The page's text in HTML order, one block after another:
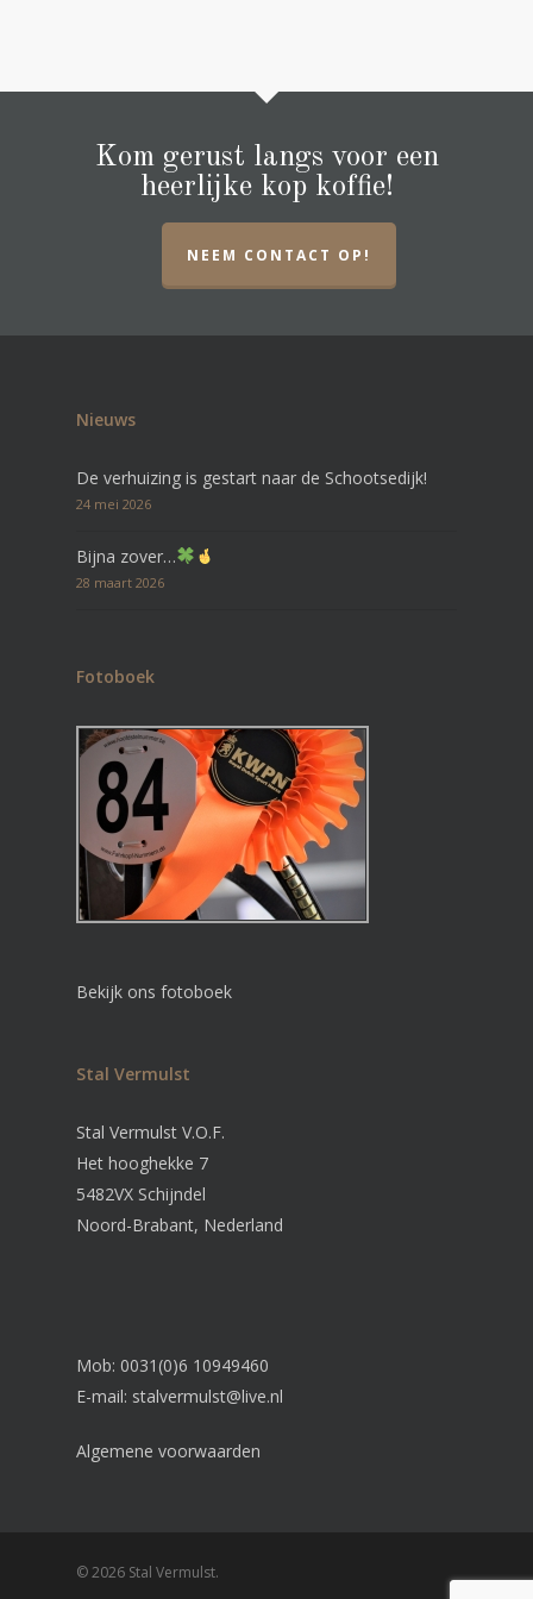
Kom gerust langs voor een
heerlijke kop koffie!
NEEM CONTACT OP!
Nieuws
De verhuizing is gestart naar de Schootsedijk!
24 mei 2026
Bijna zover…
28 maart 2026
Fotoboek
Bekijk ons fotoboek
Stal Vermulst
Stal Vermulst V.O.F.
Het hooghekke 7
5482VX Schijndel
Noord-Brabant, Nederland
Mob: 0031(0)6 10949460
E-mail: stalvermulst@live.nl
Algemene voorwaarden
© 2026 Stal Vermulst.